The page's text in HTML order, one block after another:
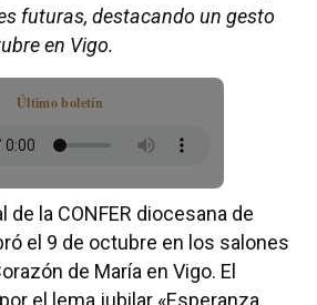
futuras, destacando un gesto
en Vigo.
Último boletín
de la CONFER diocesana de
el 9 de octubre en los salones
de María en Vigo. El
el lema jubilar «Esperanza,